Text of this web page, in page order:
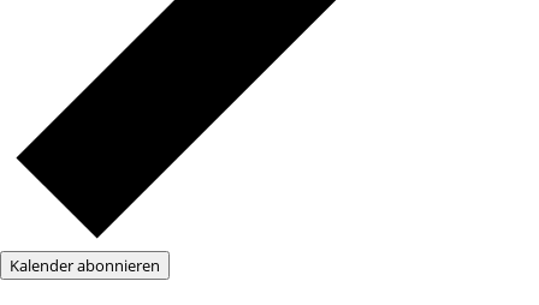
Kalender abonnieren